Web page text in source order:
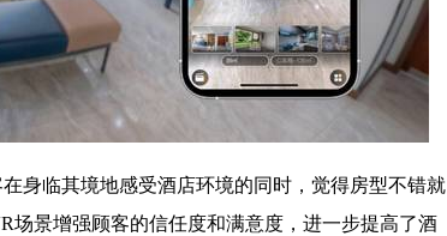
身临其境地感受酒店环境的同时，觉得房型不错就
场景增强顾客的信任度和满意度，进一步提高了酒